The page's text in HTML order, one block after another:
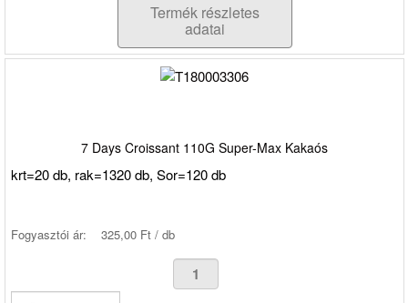
Termék részletes
adatai
7 Days Croissant 110G Super-Max Kakaós
krt=20 db, rak=1320 db, Sor=120 db
Fogyasztói ár: 325,00 Ft / db